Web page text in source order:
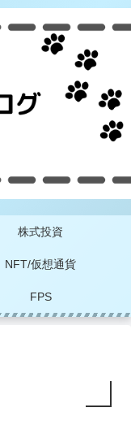
株式投資
NFT/仮想通貨
FPS